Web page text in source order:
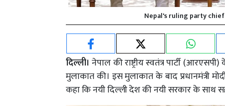
Nepal's ruling party
दिल्ली।नेपाल की राष्ट्रीय स्वतंत्र पार्टी
मुलाकात की। इस मुलाकात के बाद प्रधानमंत्री
कहा कि नयी दिल्ली देश की नयी सरकार के साथ